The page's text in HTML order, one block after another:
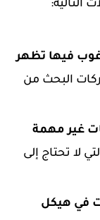
فيها تظهر
البحث من
غير مهمة
لا تحتاج إلى
في هيكل